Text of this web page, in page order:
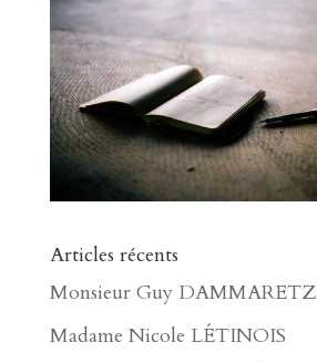
Articles récents
Monsieur Guy DAMMARETZ
Madame Nicole LÉTINOIS